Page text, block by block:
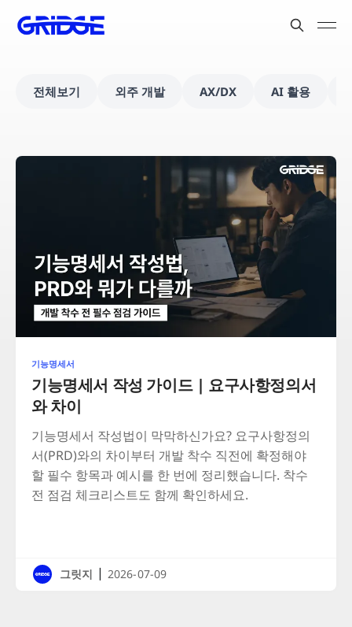
전체보기 외주 개발 AX/DX AI 활용
기능명세서
기능명세서 작성 가이드 | 요구사항정의서
와 차이
기능명세서 작성법이 막막하신가요? 요구사항정의
서(PRD)와의 차이부터 개발 착수 직전에 확정해야
할 필수 항목과 예시를 한 번에 정리했습니다. 착수
전 점검 체크리스트도 함께 확인하세요.
그릿지 | 2026-07-09